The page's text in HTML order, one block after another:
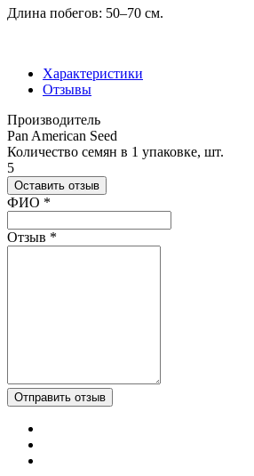
Длина побегов: 50–70 см.
Характеристики
Отзывы
Производитель
Pan American Seed
Количество семян в 1 упаковке, шт.
5
Оставить отзыв
Ваш отзыв был отправлен!
ФИО *
Отзыв *
Отправить отзыв